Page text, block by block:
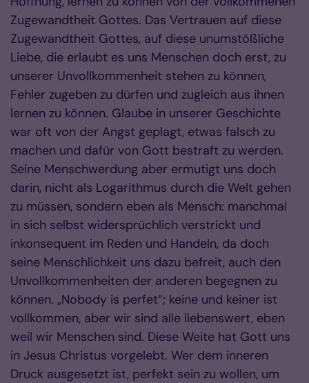
Zugewandtheit Gottes. Das Vertrauen auf diese
Zugewandtheit Gottes, auf diese unumstößliche
Liebe, die erlaubt es uns Menschen doch erst, zu
unserer Unvollkommenheit stehen zu können,
Fehler zugeben zu dürfen und zugleich aus ihnen
lernen zu können. Glaube in unserer Geschichte
war oft von der Angst geplagt, etwas falsch zu
machen und dafür von Gott bestraft zu werden.
Seine Menschwerdung aber ermutigt uns doch
darin, nicht als Logarithmus durch die Welt gehen
zu müssen, sondern eben als Mensch: manchmal
in sich selbst widersprüchlich verstrickt und
inkonsequent im Reden und Handeln, da doch
seine Menschlichkeit uns dazu befreit, auch den
Unvollkommenheiten der anderen begegnen zu
können. „Nobody is perfet“; keine und keiner ist
vollkommen, aber wir sind alle liebenswert, eben
weil wir Menschen sind. Diese Weite hat Gott uns
in Jesus Christus vorgelebt. Wer dem inneren
Druck ausgesetzt ist, perfekt sein zu wollen, um